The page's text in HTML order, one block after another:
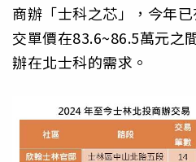
商辦「士科之芯」，今年
交單價在83.6~86.5萬元之
辦在北士科的需求。